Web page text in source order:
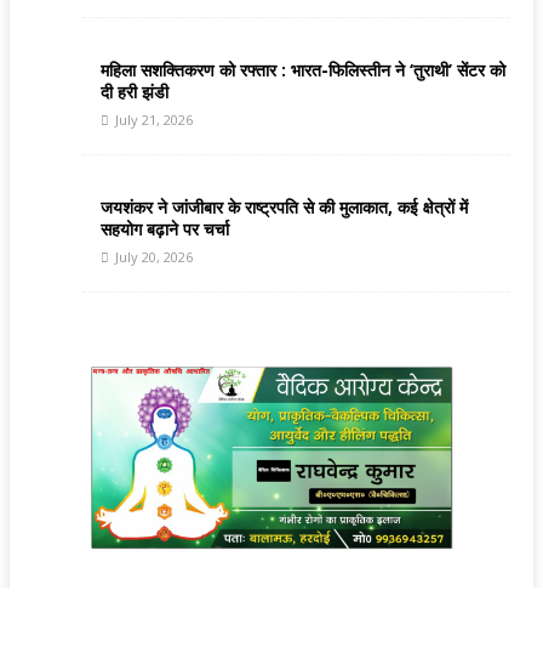
महिला सशक्तिकरण को रफ्तार : भारत-फिलिस्तीन ने ‘तुराथी’ सेंटर को
दी हरी झंडी
July 21, 2026
जयशंकर ने जांजीबार के राष्ट्रपति से की मुलाकात, कई क्षेत्रों में
सहयोग बढ़ाने पर चर्चा
July 20, 2026